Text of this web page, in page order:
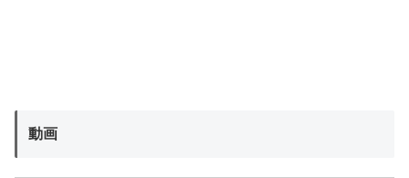
動画